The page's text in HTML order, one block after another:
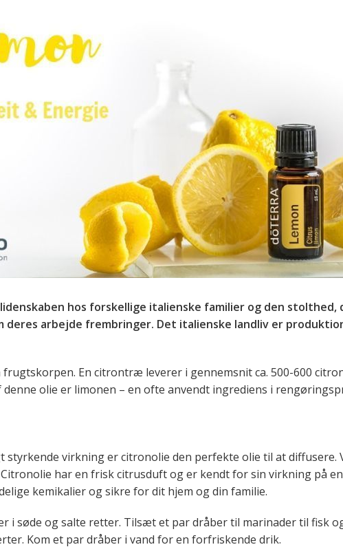
hos forskellige italienske familier og den
deres arbejde frembringer. Det italienske landliv er
En citrontræ leverer i gennemsnit ca. 500-600
olie er limonen – en ofte anvendt ingrediens i
virkning er citronolie den perfekte olie til at diffusere.
har en frisk citrusduft og er kendt for sin virkning på
kemikalier og sikre for dit hjem og din familie.
i søde og salte retter. Tilsæt et par dråber til marinader til fisk
Kom et par dråber i vand for en forfriskende drik.